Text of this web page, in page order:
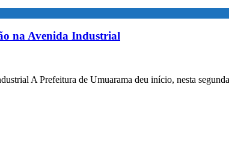
na Avenida Industrial
A Prefeitura de Umuarama deu início, nesta